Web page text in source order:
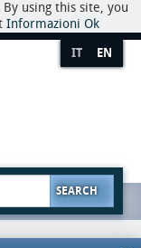
using this site, you
Informazioni Ok
IT EN
SEARCH